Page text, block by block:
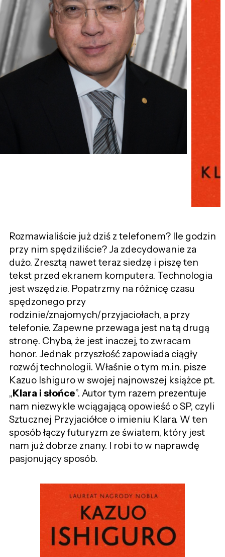
Rozmawialiście już dziś z telefonem? Ile godzin
przy nim spędziliście? Ja zdecydowanie za
dużo. Zresztą nawet teraz siedzę i piszę ten
tekst przed ekranem komputera. Technologia
jest wszędzie. Popatrzmy na różnicę czasu
spędzonego przy
rodzinie/znajomych/przyjaciołach, a przy
telefonie. Zapewne przewaga jest na tą drugą
stronę. Chyba, że jest inaczej, to zwracam
honor. Jednak przyszłość zapowiada ciągły
rozwój technologii. Właśnie o tym m.in. pisze
Kazuo Ishiguro w swojej najnowszej książce pt.
„Klara i słońce”. Autor tym razem prezentuje
nam niezwykle wciągającą opowieść o SP, czyli
Sztucznej Przyjaciółce o imieniu Klara. W ten
sposób łączy futuryzm ze światem, który jest
nam już dobrze znany. I robi to w naprawdę
pasjonujący sposób.